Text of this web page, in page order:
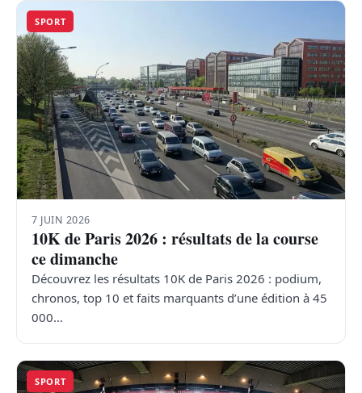
SPORT
7 JUIN 2026
10K de Paris 2026 : résultats de la course
ce dimanche
Découvrez les résultats 10K de Paris 2026 : podium,
chronos, top 10 et faits marquants d’une édition à 45
000…
SPORT